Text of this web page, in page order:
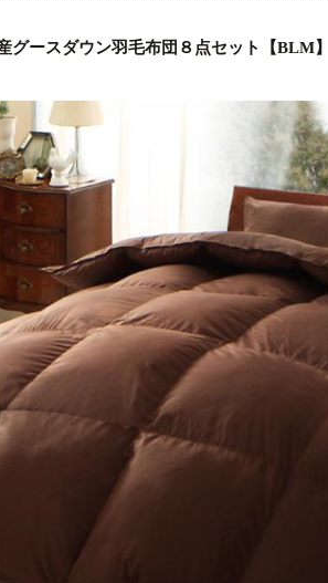
グースダウン羽毛布団８点セット【BLM